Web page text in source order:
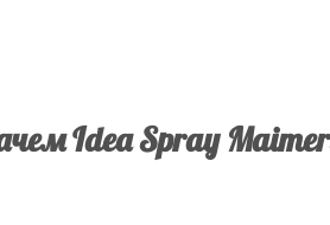
Idea Spray